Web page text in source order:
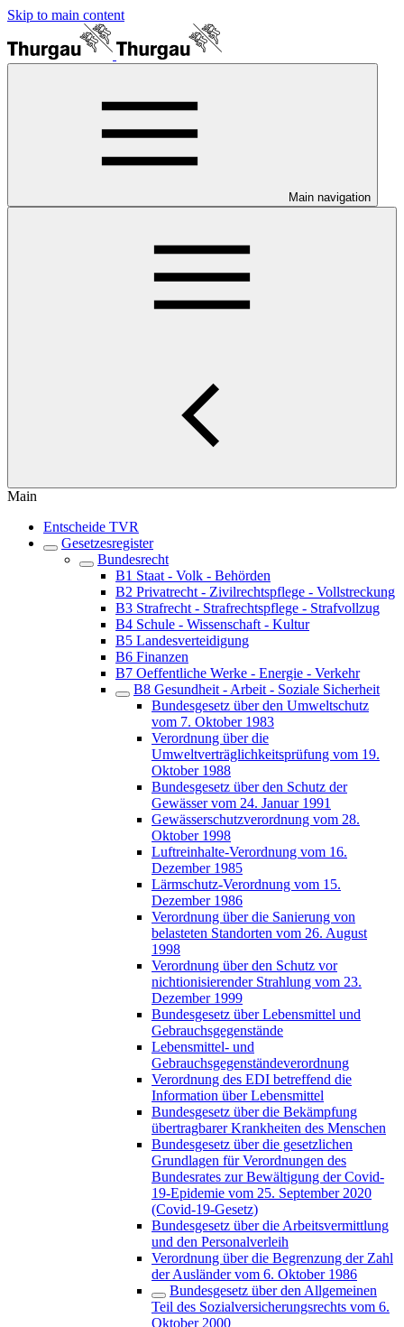
Skip to main content
Main navigation
Main
Entscheide TVR
Gesetzesregister
Bundesrecht
B1 Staat - Volk - Behörden
B2 Privatrecht - Zivilrechtspflege - Vollstreckung
B3 Strafrecht - Strafrechtspflege - Strafvollzug
B4 Schule - Wissenschaft - Kultur
B5 Landesverteidigung
B6 Finanzen
B7 Oeffentliche Werke - Energie - Verkehr
B8 Gesundheit - Arbeit - Soziale Sicherheit
Bundesgesetz über den Umweltschutz
vom 7. Oktober 1983
Verordnung über die
Umweltverträglichkeitsprüfung vom 19.
Oktober 1988
Bundesgesetz über den Schutz der
Gewässer vom 24. Januar 1991
Gewässerschutzverordnung vom 28.
Oktober 1998
Luftreinhalte-Verordnung vom 16.
Dezember 1985
Lärmschutz-Verordnung vom 15.
Dezember 1986
Verordnung über die Sanierung von
belasteten Standorten vom 26. August
1998
Verordnung über den Schutz vor
nichtionisierender Strahlung vom 23.
Dezember 1999
Bundesgesetz über Lebensmittel und
Gebrauchsgegenstände
Lebensmittel- und
Gebrauchsgegenständeverordnung
Verordnung des EDI betreffend die
Information über Lebensmittel
Bundesgesetz über die Bekämpfung
übertragbarer Krankheiten des Menschen
Bundesgesetz über die gesetzlichen
Grundlagen für Verordnungen des
Bundesrates zur Bewältigung der Covid-
19-Epidemie vom 25. September 2020
(Covid-19-Gesetz)
Bundesgesetz über die Arbeitsvermittlung
und den Personalverleih
Verordnung über die Begrenzung der Zahl
der Ausländer vom 6. Oktober 1986
Bundesgesetz über den Allgemeinen
Teil des Sozialversicherungsrechts vom 6.
Oktober 2000